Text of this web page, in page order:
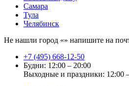
Самара
Тула
Челябинск
Не нашли город «» напишите на
+7 (495) 668-12-50
Будни: 12:00 – 20:00
Выходные и праздники: 12:00